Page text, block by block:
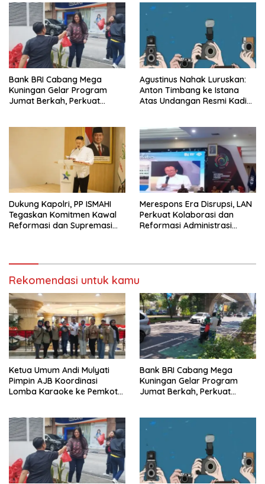
Bank BRI Cabang Mega
Kuningan Gelar Program
Jumat Berkah, Perkuat
Agustinus Nahak Luruskan:
Anton Timbang ke Istana
Atas Undangan Resmi Kadin,
Dukung Kapolri, PP ISMAHI
Tegaskan Komitmen Kawal
Reformasi dan Supremasi
Merespons Era Disrupsi, LAN
Perkuat Kolaborasi dan
Reformasi Administrasi
Rekomendasi untuk kamu
Ketua Umum Andi Mulyati
Pimpin AJB Koordinasi
Lomba Karaoke ke Pemkot
Bank BRI Cabang Mega
Kuningan Gelar Program
Jumat Berkah, Perkuat